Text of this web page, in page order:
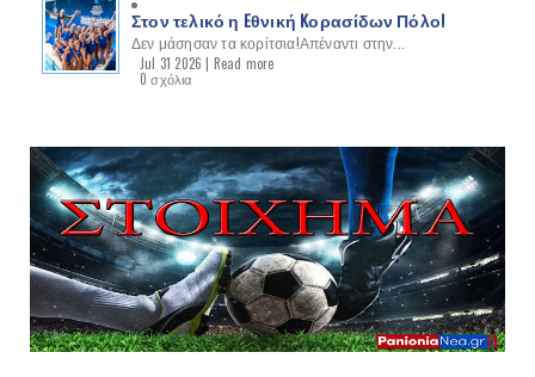
Στον τελικό η Eθνική Kορασίδων Πόλο!
Δεν μάσησαν τα κορίτσια!Απέναντι στην...
Jul 31 2026 | Read more
0 σχόλια